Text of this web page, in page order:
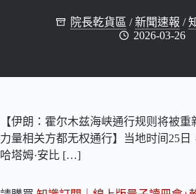
院長乾貨區 /新聞速報 /
2026-03-26
【伊朗：霍尔木兹海峡通行规则将被
力量相关方都无权通行】当地时间25日
哈塔姆·安比 […]